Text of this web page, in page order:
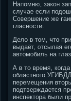
Напомню, закон
случае если
Совершение же
гласности.
Дело в том, что
выдаёт, отсылая
автомобиль на
А в то время,
областного
перемещения
подтверждается
инспектора были